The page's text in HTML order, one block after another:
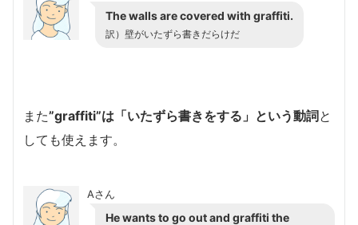
The walls are covered with graffiti.
訳）壁がいたずら書きだらけだ
また”graffiti”は「いたずら書きをする」という動詞と
しても使えます。
Aさん
He wants to go out and graffiti the